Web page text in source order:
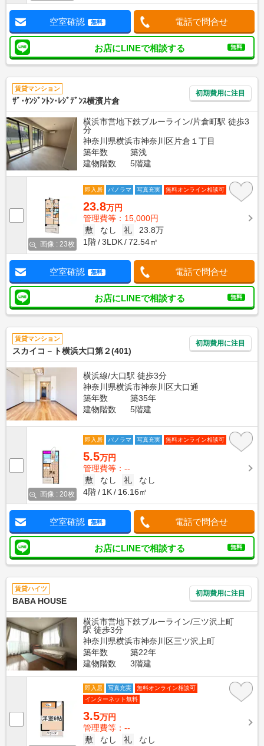
空室確認 無料 電話で問合せ
お店にLINEで相談する 無料
賃貸マンション
ｻﾞ･ｹﾝｼﾞﾝﾄﾝ･ﾚｼﾞﾃﾞﾝｽ横濱片倉
初期費用に注目
横浜市営地下鉄ブルーライン/片倉町駅 徒歩3
分
神奈川県横浜市神奈川区片倉１丁目
築年数
築浅
建物階数
5階建
画像 : 23枚
即入居 パノラマ 写真充実 無料オンライン相談可
23.8万円
管理費等：15,000円
敷
なし 礼
23.8万
1階
3LDK 72.54㎡
空室確認 無料 電話で問合せ
お店にLINEで相談する 無料
賃貸マンション
スカイコ－ト横浜大口第２(401)
初期費用に注目
横浜線/大口駅 徒歩3分
神奈川県横浜市神奈川区大口通
築年数
築35年
建物階数
5階建
画像 : 20枚
即入居 パノラマ 写真充実 無料オンライン相談可
5.5万円
管理費等：--
敷
なし 礼
なし
4階
1K 16.16㎡
空室確認 無料 電話で問合せ
お店にLINEで相談する 無料
賃貸ハイツ
BABA HOUSE
初期費用に注目
横浜市営地下鉄ブルーライン/三ツ沢上町
駅 徒歩3分
神奈川県横浜市神奈川区三ツ沢上町
築年数
築22年
建物階数
3階建
即入居 写真充実
無料オンライン相談可
インターネット無料
3.5万円
管理費等：--
敷
なし 礼
なし